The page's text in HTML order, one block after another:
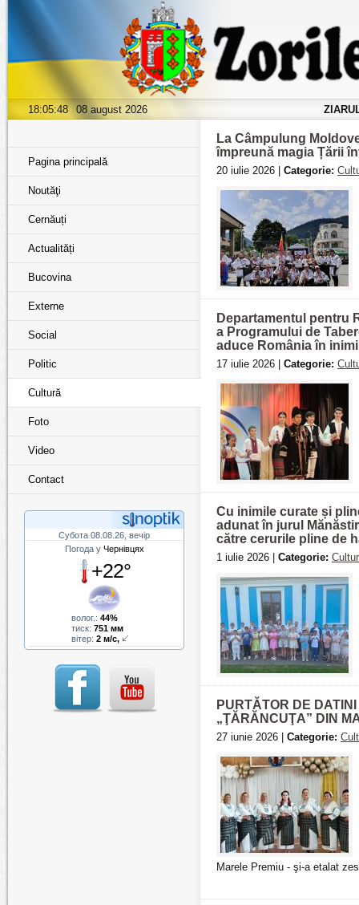
18:05:50 08 august 2026
Pagina principală
Noutăţi
Cernăuți
Actualități
Bucovina
Externe
Social
Politic
Cultură
Foto
Video
Contact
Субота 08.08.26, вечір
Погода у Чернівцях
+22°
волог.: 44%
тиск: 751 мм
вітер: 2 м/с,
La Câmpulung
împreună magia Țării
20 iulie 2026 | Categorie:
Departamentul pentru
a Programului de
aduce România în
17 iulie 2026 | Categorie:
Cu inimile curate și
adunat în jurul
către cerurile pline de
1 iulie 2026 | Categorie:
PURTĂTOR DE
„ŢĂRĂNCUŢA” DIN
27 iunie 2026 | Categorie:
Marele Premiu - şi-a etalat